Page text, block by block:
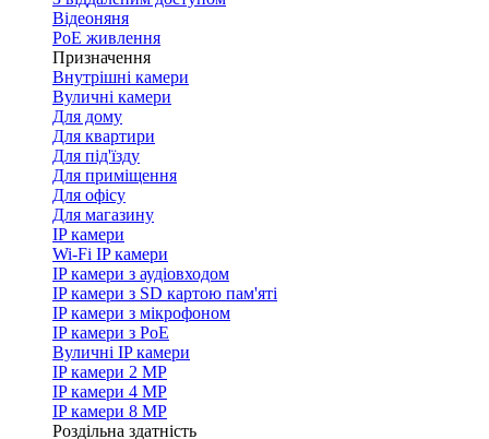
Відеоняня
PoE живлення
Призначення
Внутрішні камери
Вуличні камери
Для дому
Для квартири
Для під'їзду
Для приміщення
Для офісу
Для магазину
IP камери
Wi-Fi IP камери
IP камери з аудіовходом
IP камери з SD картою пам'яті
IP камери з мікрофоном
IP камери з PoE
Вуличні IP камери
IP камери 2 MP
IP камери 4 MP
IP камери 8 MP
Роздільна здатність